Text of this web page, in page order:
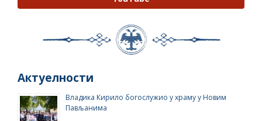
Актуелности
Владика Кирило богослужио у храму у Новим
Пављанима